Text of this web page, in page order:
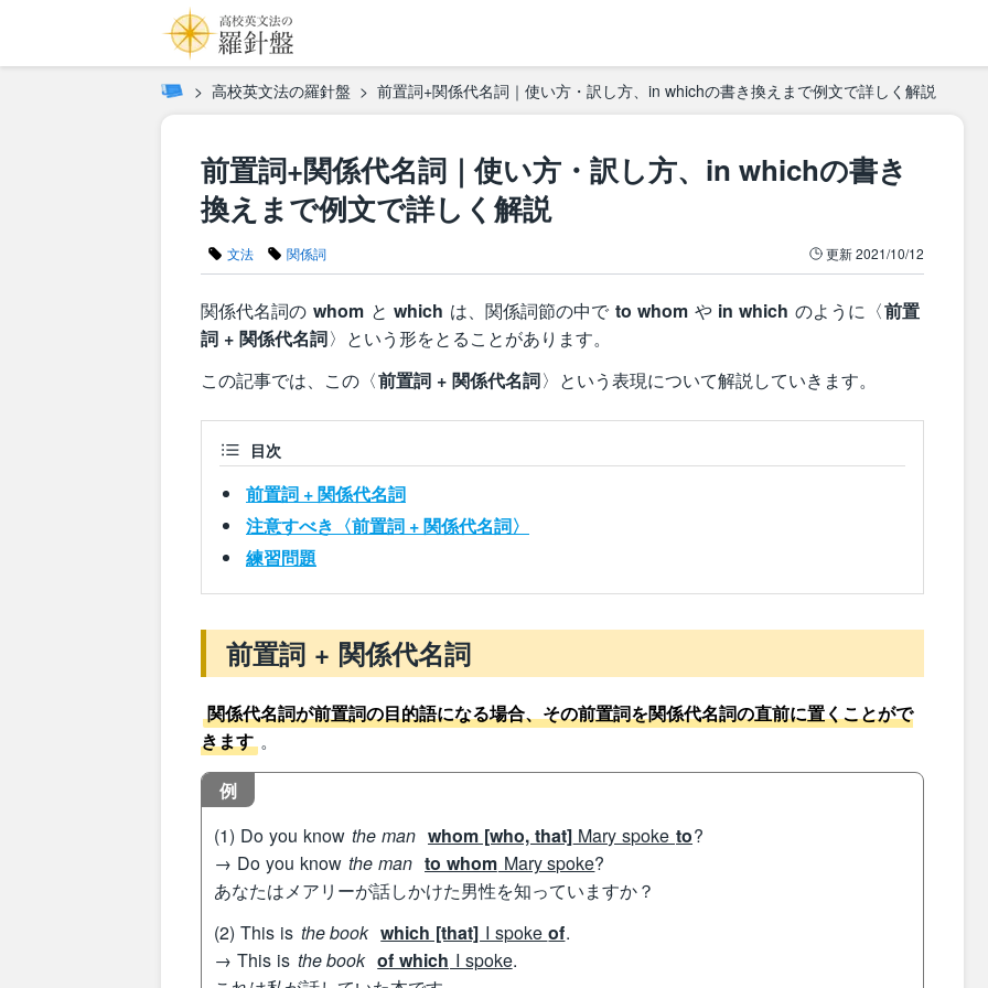
高校英文法の羅針盤 前置詞+関係代名詞｜使い方・訳し方、in whichの書き換えまで例文で詳しく解説
前置詞+関係代名詞｜使い方・訳し方、in whichの書き
換えまで例文で詳しく解説
文法 関係詞 更新2021/10/12
関係代名詞の whom と which は、関係詞節の中で to whom や in which のように〈前置
詞 + 関係代名詞〉という形をとることがあります。
この記事では、この〈前置詞 + 関係代名詞〉という表現について解説していきます。
目次
前置詞 + 関係代名詞
注意すべき〈前置詞 + 関係代名詞〉
練習問題
前置詞 + 関係代名詞
関係代名詞が前置詞の目的語になる場合、その前置詞を関係代名詞の直前に置くことがで
きます 。
例
(1) Do you know the man whom [who, that] Mary spoke to?
→ Do you know the man to whom Mary spoke?
あなたはメアリーが話しかけた男性を知っていますか？
(2) This is the book which [that] I spoke of.
→ This is the book of which I spoke.